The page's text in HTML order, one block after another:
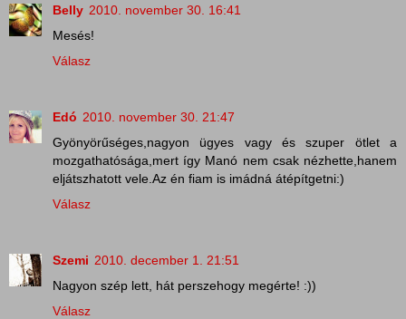
Belly 2010. november 30. 16:41
Mesés!
Válasz
Edó 2010. november 30. 21:47
Gyönyörűséges,nagyon ügyes vagy és szuper ötlet a
mozgathatósága,mert így Manó nem csak nézhette,hanem
eljátszhatott vele.Az én fiam is imádná átépítgetni:)
Válasz
Szemi 2010. december 1. 21:51
Nagyon szép lett, hát perszehogy megérte! :))
Válasz